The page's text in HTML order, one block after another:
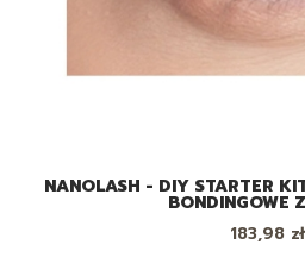
NANOLASH - DIY STARTER
BONDINGOWE
Cena
183,98 zł